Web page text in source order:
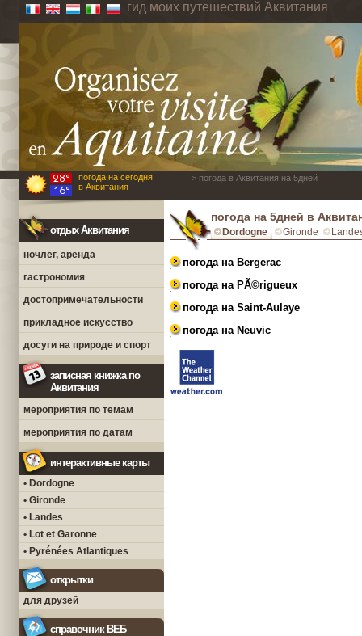
гид моих путешествий Аквитания
погода на сегодня
в Аквитания
> погода в Аквитания на 5дней
отдых Аквитания
ночлег, аренда
гастрономия
достопримечательности
прикладное искусство
досуги на природе и спорт
записная книжка по
Аквитания
мероприятия по темам
мероприятия по датам
интерактивные карты
• Dordogne
• Gironde
• Landes
• Lot et Garonne
• Pyrénées Atlantiques
открытки
для друзей
справочник ВЕБ
погода на 5дней в
Dordogne Gironde
погода на Bergerac
погода на PÃ©rigueux
погода на Saint-Aulaye
погода на Neuvic